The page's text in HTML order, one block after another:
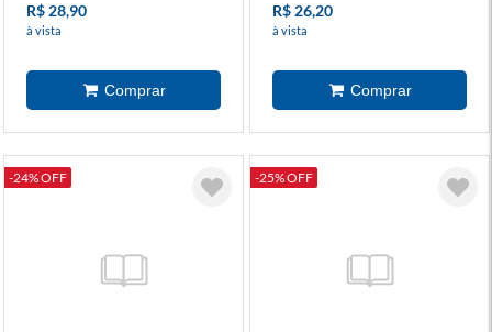
R$ 28,90
à vista
R$ 26,20
à vista
-24% OFF -25% OFF